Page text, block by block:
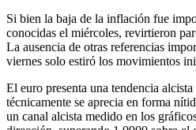
Si bien la baja de la inflación fue
conocidas el miércoles, revirtieron
La ausencia de otras referencias
viernes solo estiró los movimientos
El euro presenta una tendencia
técnicamente se aprecia en forma
un canal alcista medido en los